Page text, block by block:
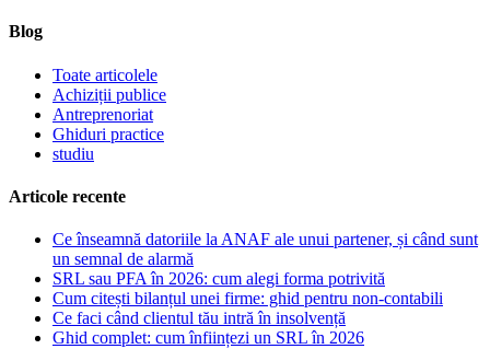
Blog
Toate articolele
Achiziții publice
Antreprenoriat
Ghiduri practice
studiu
Articole recente
Ce înseamnă datoriile la ANAF ale unui partener, și când sunt
un semnal de alarmă
SRL sau PFA în 2026: cum alegi forma potrivită
Cum citești bilanțul unei firme: ghid pentru non-contabili
Ce faci când clientul tău intră în insolvență
Ghid complet: cum înființezi un SRL în 2026